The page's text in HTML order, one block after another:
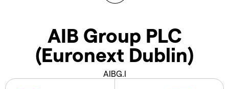
AIB Group PLC
(Euronext Dublin)
AIBG.I